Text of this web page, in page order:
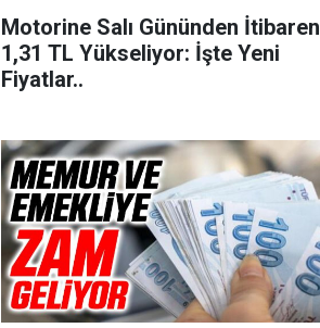
Motorine Salı Gününden İtibaren
1,31 TL Yükseliyor: İşte Yeni
Fiyatlar..